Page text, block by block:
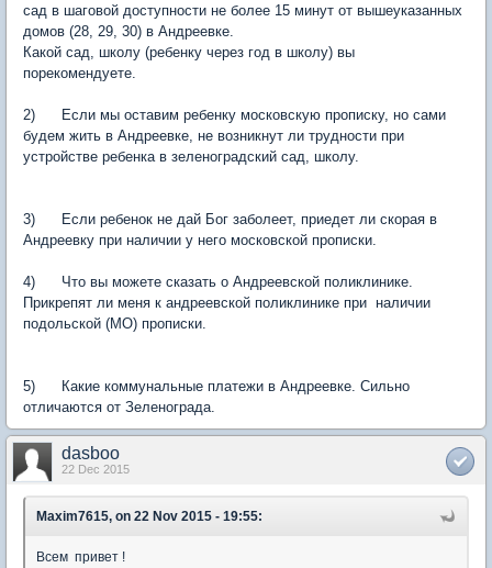
сад в шаговой доступности не более 15 минут от вышеуказанных
домов (28, 29, 30) в Андреевке.
Какой сад, школу (ребенку через год в школу) вы
порекомендуете.
2) Если мы оставим ребенку московскую прописку, но сами
будем жить в Андреевке, не возникнут ли трудности при
устройстве ребенка в зеленоградский сад, школу.
3) Если ребенок не дай Бог заболеет, приедет ли скорая в
Андреевку при наличии у него московской прописки.
4) Что вы можете сказать о Андреевской поликлинике.
Прикрепят ли меня к андреевской поликлинике при наличии
подольской (МО) прописки.
5) Какие коммунальные платежи в Андреевке. Сильно
отличаются от Зеленограда.
dasboo
22 Dec 2015
Maxim7615, on 22 Nov 2015 - 19:55:
Всем привет !